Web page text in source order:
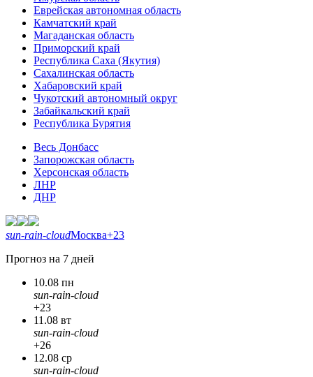
Еврейская автономная область
Камчатский край
Магаданская область
Приморский край
Республика Саха (Якутия)
Сахалинская область
Хабаровский край
Чукотский автономный округ
Забайкальский край
Республика Бурятия
Весь Донбасс
Запорожская область
Херсонская область
ЛНР
ДНР
sun-rain-cloudМосква+23
Прогноз на 7 дней
10.08 пн
sun-rain-cloud
+23
11.08 вт
sun-rain-cloud
+26
12.08 ср
sun-rain-cloud